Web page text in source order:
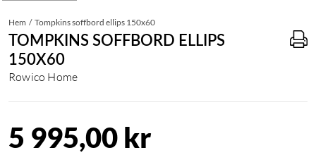
Hem Tompkins soffbord ellips 150x60
TOMPKINS SOFFBORD ELLIPS
150X60
Rowico Home
5 995,00 kr